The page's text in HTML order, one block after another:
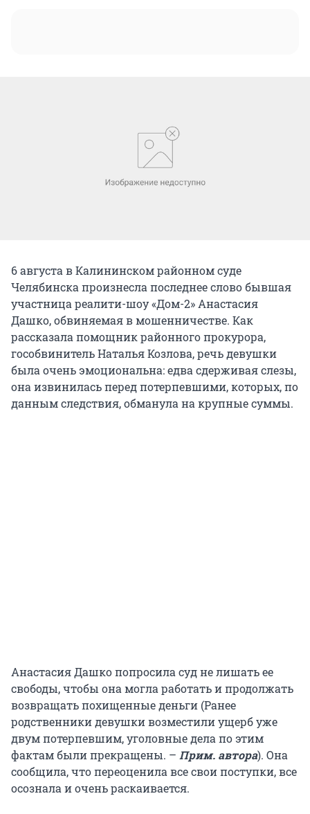
6 августа в Калининском районном суде
Челябинска произнесла последнее слово бывшая
участница реалити-шоу «Дом-2» Анастасия
Дашко, обвиняемая в мошенничестве. Как
рассказала помощник районного прокурора,
гособвинитель Наталья Козлова, речь девушки
была очень эмоциональна: едва сдерживая слезы,
она извинилась перед потерпевшими, которых, по
данным следствия, обманула на крупные суммы.
Анастасия Дашко попросила суд не лишать ее
свободы, чтобы она могла работать и продолжать
возвращать похищенные деньги (Ранее
родственники девушки возместили ущерб уже
двум потерпевшим, уголовные дела по этим
фактам были прекращены. – Прим. автора). Она
сообщила, что переоценила все свои поступки, все
осознала и очень раскаивается.